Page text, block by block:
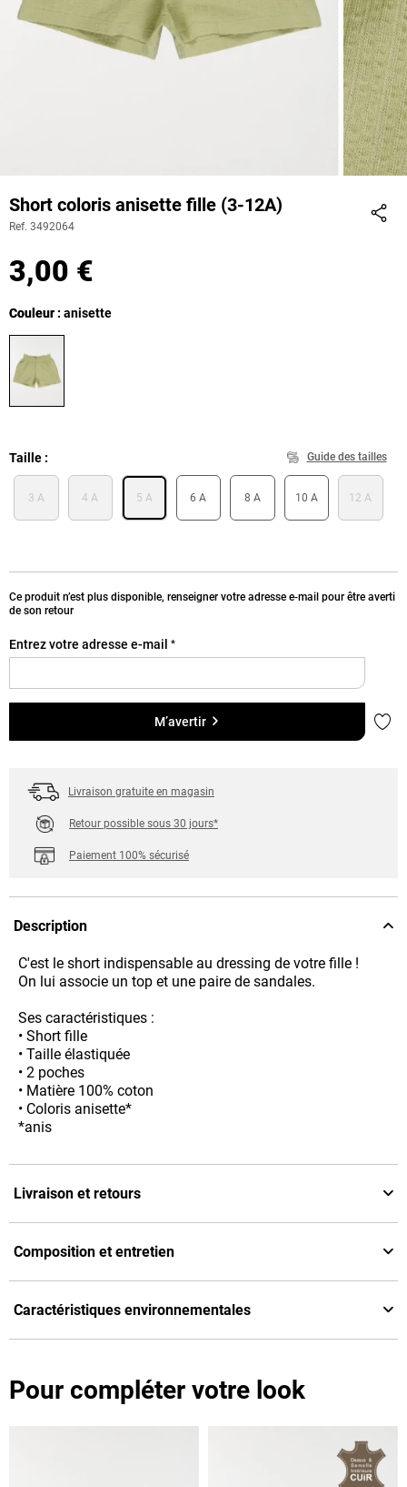
Short coloris anisette fille (3-12A)
Ref. 3492064
3,00 €
Couleur
Couleur : anisette
Taille Guide des tailles
3 A 4 A 5 A 6 A 8 A 10 A 12 A
Ce produit n’est plus disponible, renseigner votre adresse e-mail pour être averti
de son retour
Entrez votre adresse e-mail *
M’avertir
Livraison gratuite en magasin
Retour possible sous 30 jours*
Paiement 100% sécurisé
Description
C'est le short indispensable au dressing de votre fille !
On lui associe un top et une paire de sandales.
Ses caractéristiques :
• Short fille
• Taille élastiquée
• 2 poches
• Matière 100% coton
• Coloris anisette*
*anis
Livraison et retours
Composition et entretien
Caractéristiques environnementales
Pour compléter votre look